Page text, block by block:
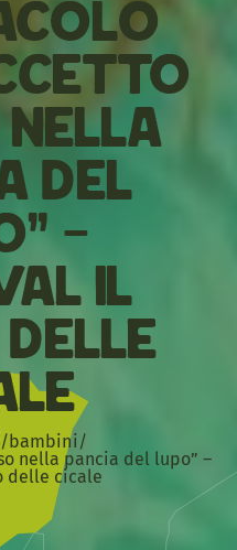
nella
del
–
Il
delle
/ bambini /
nella pancia del lupo” –
delle cicale